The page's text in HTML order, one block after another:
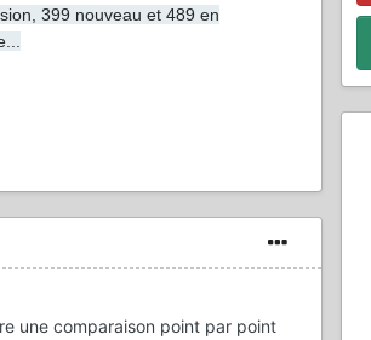
399 nouveau et 489 en
une comparaison point par point